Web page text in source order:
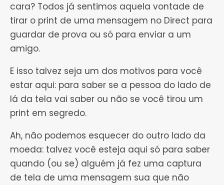
cara? Todos já sentimos aquela vontade de
tirar o print de uma mensagem no Direct para
guardar de prova ou só para enviar a um
amigo.
E isso talvez seja um dos motivos para você
estar aqui: para saber se a pessoa do lado de
lá da tela vai saber ou não se você tirou um
print em segredo.
Ah, não podemos esquecer do outro lado da
moeda: talvez você esteja aqui só para saber
quando (ou se) alguém já fez uma captura
de tela de uma mensagem sua que não